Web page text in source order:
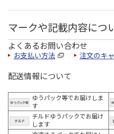
マークや記載内容につ
よくあるお問い合わせ
お支払い方法 注文のキ
配送情報について
ゆうパック等でお届けしま
す
チルドゆうパックでお届け
します